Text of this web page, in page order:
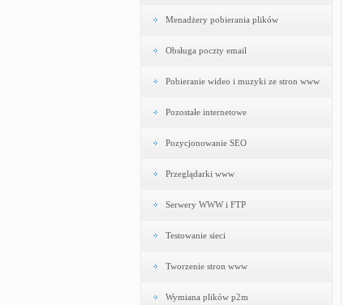
Menadżery pobierania plików
Obsługa poczty email
Pobieranie wideo i muzyki ze stron www
Pozostałe internetowe
Pozycjonowanie SEO
Przeglądarki www
Serwery WWW i FTP
Testowanie sieci
Tworzenie stron www
Wymiana plików p2m